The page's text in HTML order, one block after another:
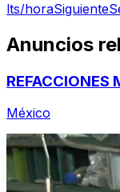
lts/horaSiguiente
Anuncios
REFACCIONES
México